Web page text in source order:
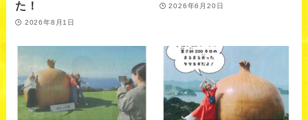
た！
2026年8月1日
2026年6月20日